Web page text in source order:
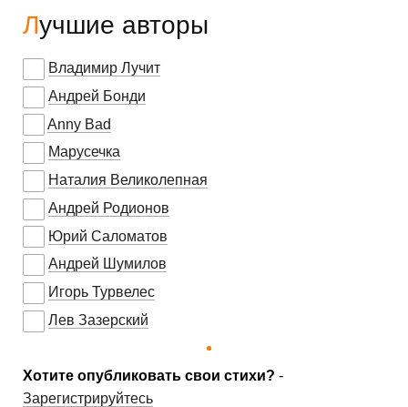
Лучшие авторы
Владимир Лучит
Андрей Бонди
Anny Bad
Марусечка
Наталия Великолепная
Андрей Родионов
Юрий Саломатов
Андрей Шумилов
Игорь Турвелес
Лев Зазерский
Хотите опубликовать свои стихи? -
Зарегистрируйтесь